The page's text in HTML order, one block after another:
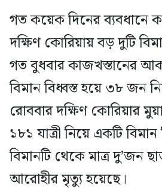
গত কয়েক দিনের ব্যবধানে
দক্ষিণ কোরিয়ায় বড় দুটি
গত বুধবার কাজখস্তানের
বিমান বিধ্বস্ত হয়ে ৩৮ জন
রোববার দক্ষিণ কোরিয়ার
১৮১ যাত্রী নিয়ে একটি বিমান
বিমানটি থেকে মাত্র দু’জন
আরোহীর মৃত্যু হয়েছে।